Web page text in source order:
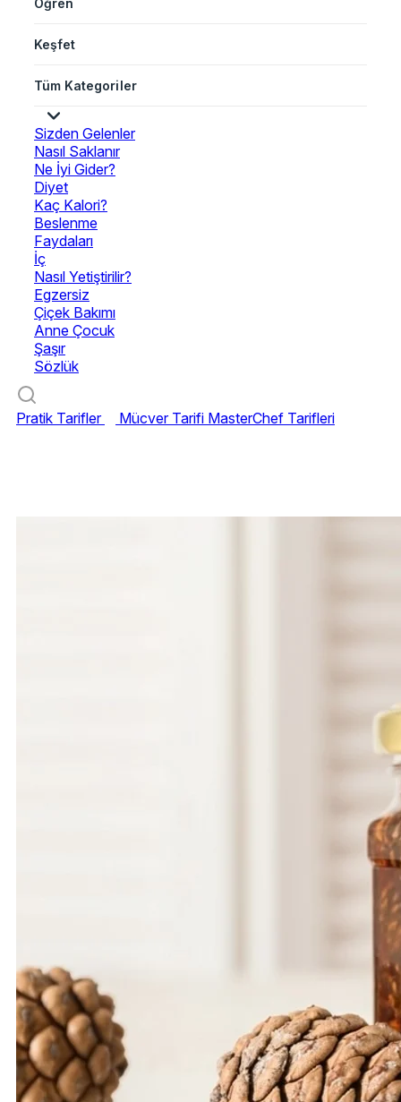
Öğren
Keşfet
Tüm Kategoriler
Sizden Gelenler
Nasıl Saklanır
Ne İyi Gider?
Diyet
Kaç Kalori?
Beslenme
Faydaları
İç
Nasıl Yetiştirilir?
Egzersiz
Çiçek Bakımı
Anne Çocuk
Şaşır
Sözlük
Pratik Tarifler Mücver Tarifi MasterChef Tarifleri